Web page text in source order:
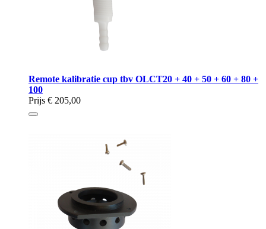
Remote kalibratie cup tbv OLCT20 + 40 + 50 + 60 + 80 +
100
Prijs € 205,00